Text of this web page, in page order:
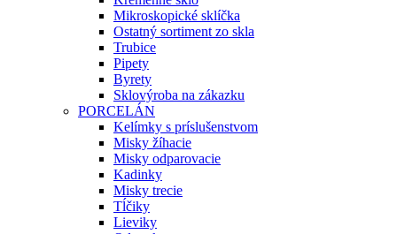
Mikroskopické sklíčka
Ostatný sortiment zo skla
Trubice
Pipety
Byrety
Sklovýroba na zákazku
PORCELÁN
Kelímky s príslušenstvom
Misky žíhacie
Misky odparovacie
Kadinky
Misky trecie
Tĺčiky
Lieviky